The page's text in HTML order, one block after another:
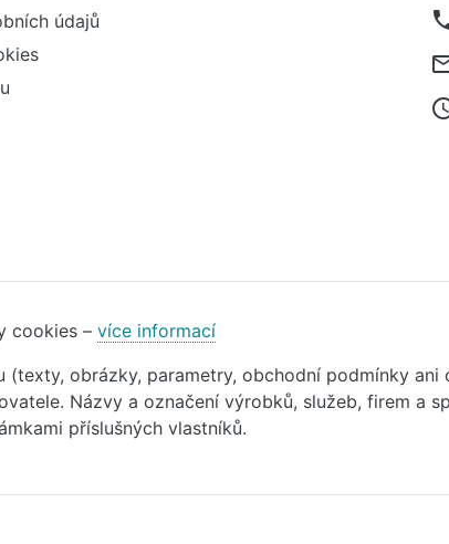
údajů
cookies – více informací
obrázky, parametry, obchodní podmínky ani
Názvy a označení výrobků, služeb, firem a
příslušných vlastníků.